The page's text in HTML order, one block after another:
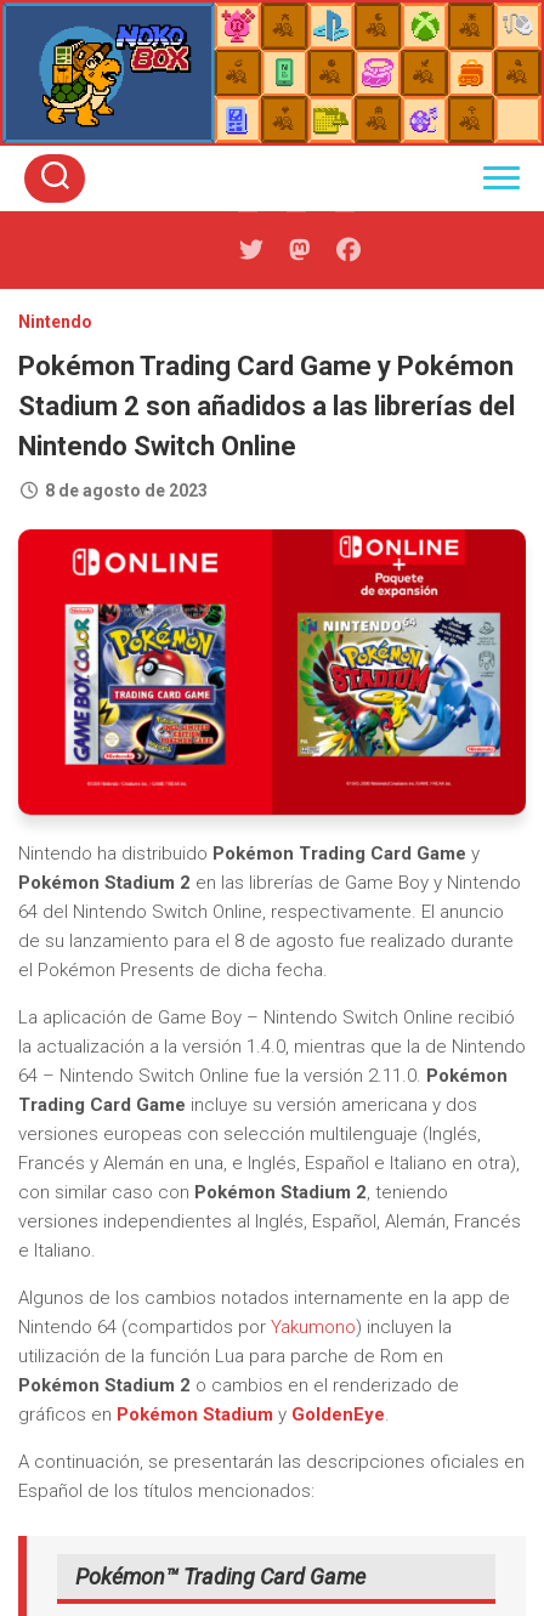
Skip
content
Nintendo
Pokémon Trading Card Game y Pokémon
Stadium 2 son añadidos a las librerías del
Nintendo Switch Online
8 de agosto de 2023
Nintendo ha distribuido Pokémon Trading Card Game y
Pokémon Stadium 2 en las librerías de Game Boy y Nintendo
64 del Nintendo Switch Online, respectivamente. El anuncio
de su lanzamiento para el 8 de agosto fue realizado durante
el Pokémon Presents de dicha fecha.
La aplicación de Game Boy – Nintendo Switch Online recibió
la actualización a la versión 1.4.0, mientras que la de Nintendo
64 – Nintendo Switch Online fue la versión 2.11.0. Pokémon
Trading Card Game incluye su versión americana y dos
versiones europeas con selección multilenguaje (Inglés,
Francés y Alemán en una, e Inglés, Español e Italiano en otra),
con similar caso con Pokémon Stadium 2, teniendo
versiones independientes al Inglés, Español, Alemán, Francés
e Italiano.
Algunos de los cambios notados internamente en la app de
Nintendo 64 (compartidos por Yakumono) incluyen la
utilización de la función Lua para parche de Rom en
Pokémon Stadium 2 o cambios en el renderizado de
gráficos en Pokémon Stadium y GoldenEye.
A continuación, se presentarán las descripciones oficiales en
Español de los títulos mencionados:
Pokémon™ Trading Card Game